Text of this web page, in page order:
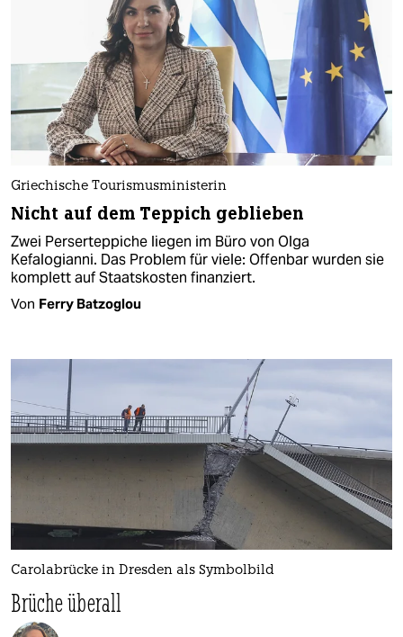
Griechische Tourismusministerin
Nicht auf dem Teppich geblieben
Zwei Perserteppiche liegen im Büro von Olga
Kefalogianni. Das Problem für viele: Offenbar wurden sie
komplett auf Staatskosten finanziert.
Von Ferry Batzoglou
Carolabrücke in Dresden als Symbolbild
Brüche überall